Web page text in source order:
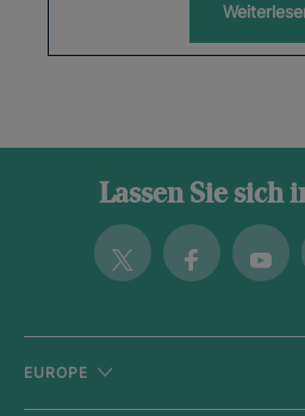
Lassen Sie sich
Twitter FacebookYoutube
EUROPE